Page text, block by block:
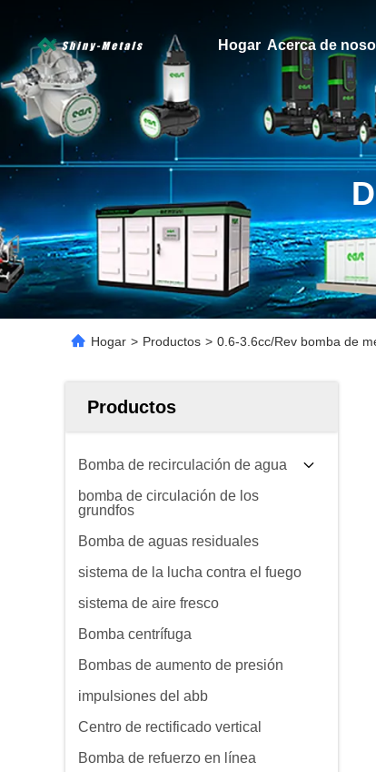
Hogar Acerca de
Hogar > Productos > 0.6-3.6cc/Rev bomba de
Productos
Bomba de recirculación de agua
bomba de circulación de los
grundfos
Bomba de aguas residuales
sistema de la lucha contra el fuego
sistema de aire fresco
Bomba centrífuga
Bombas de aumento de presión
impulsiones del abb
Centro de rectificado vertical
Bomba de refuerzo en línea